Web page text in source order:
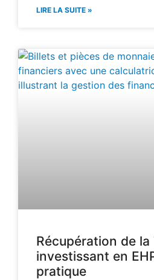
LIRE LA SUITE »
Récupération de la
investissant en
pratique